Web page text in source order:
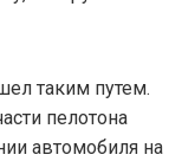
таким путем.
пелотона
автомобиля на